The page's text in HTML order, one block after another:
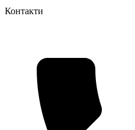
Контакти